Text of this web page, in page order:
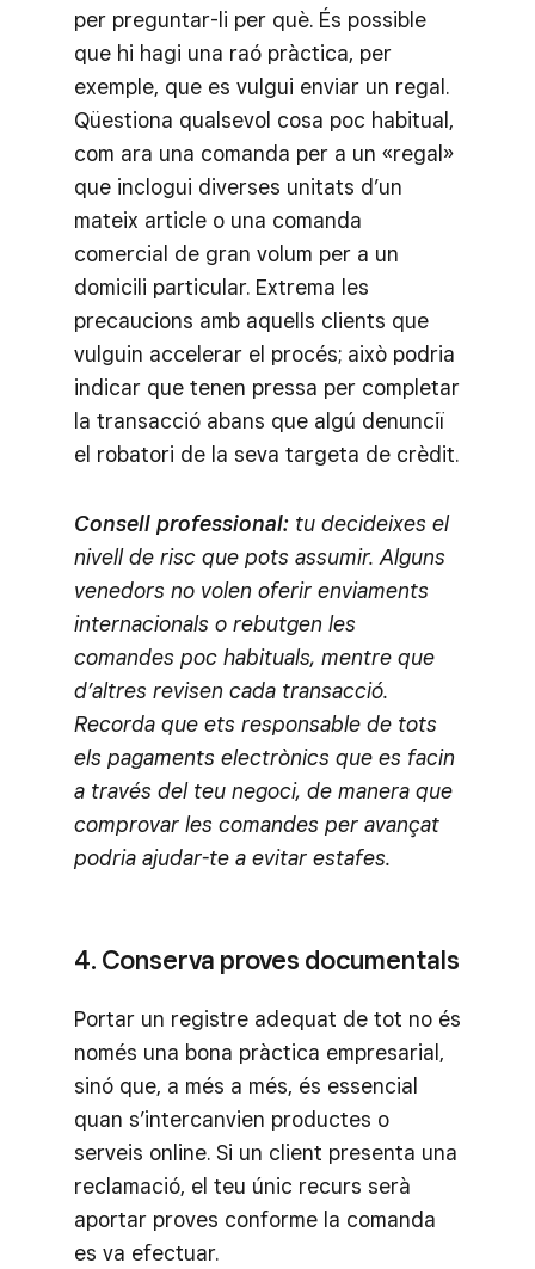
per preguntar-li per què. És possible
que hi hagi una raó pràctica, per
exemple, que es vulgui enviar un regal.
Qüestiona qualsevol cosa poc habitual,
com ara una comanda per a un «regal»
que inclogui diverses unitats d’un
mateix article o una comanda
comercial de gran volum per a un
domicili particular. Extrema les
precaucions amb aquells clients que
vulguin accelerar el procés; això podria
indicar que tenen pressa per completar
la transacció abans que algú denunciï
el robatori de la seva targeta de crèdit.
Consell professional: tu decideixes el
nivell de risc que pots assumir. Alguns
venedors no volen oferir enviaments
internacionals o rebutgen les
comandes poc habituals, mentre que
d’altres revisen cada transacció.
Recorda que ets responsable de tots
els pagaments electrònics que es facin
a través del teu negoci, de manera que
comprovar les comandes per avançat
podria ajudar-te a evitar estafes.
4. Conserva proves documentals
Portar un registre adequat de tot no és
només una bona pràctica empresarial,
sinó que, a més a més, és essencial
quan s’intercanvien productes o
serveis online. Si un client presenta una
reclamació, el teu únic recurs serà
aportar proves conforme la comanda
es va efectuar.